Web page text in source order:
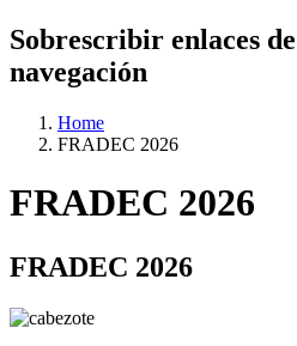
Sobrescribir enlaces
navegación
Home
FRADEC 2026
FRADEC 2026
FRADEC 2026